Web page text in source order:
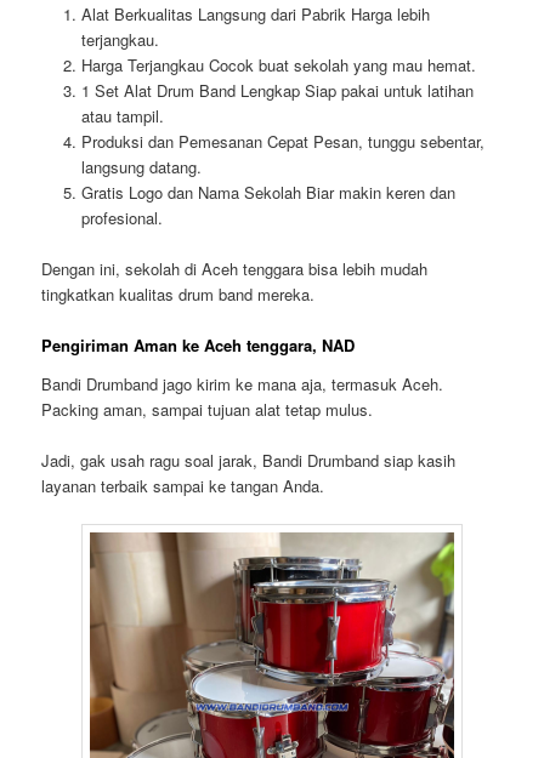
Alat Berkualitas Langsung dari Pabrik Harga lebih
terjangkau.
Harga Terjangkau Cocok buat sekolah yang mau hemat.
1 Set Alat Drum Band Lengkap Siap pakai untuk latihan
atau tampil.
Produksi dan Pemesanan Cepat Pesan, tunggu sebentar,
langsung datang.
Gratis Logo dan Nama Sekolah Biar makin keren dan
profesional.
Dengan ini, sekolah di Aceh tenggara bisa lebih mudah
tingkatkan kualitas drum band mereka.
Pengiriman Aman ke Aceh tenggara, NAD
Bandi Drumband jago kirim ke mana aja, termasuk Aceh.
Packing aman, sampai tujuan alat tetap mulus.
Jadi, gak usah ragu soal jarak, Bandi Drumband siap kasih
layanan terbaik sampai ke tangan Anda.